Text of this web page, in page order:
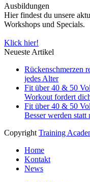
Ausbildungen
Hier findest du unsere
Workshops und Specials.
Klick hier!
Neueste Artikel
Rückenschmerzen
jedes Alter
Fit über 40 & 50
Workout fordert
Fit über 40 & 50
Besser werden statt
Copyright Training
Home
Kontakt
News